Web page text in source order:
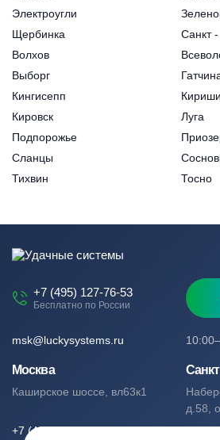
Электроугли
Щербинка
Санкт
Волхов
Выборг
Кингисепп
Кириши
Кировск
Луга
Подпорожье
Сланцы
Тихвин
Тосно
+7 (495) 127-76-53
Бесплатно по России
msk@luckysystems.ru
Москва
Каширское шоссе, вл63к1
+7 (495) 127-76-53
д.58,
+7